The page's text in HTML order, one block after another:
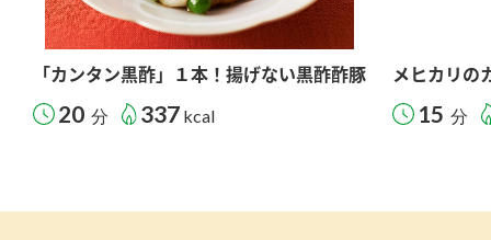
「カンタン黒酢」１本！揚げない黒酢酢豚
20 分 337 kcal
メヒカリの
15 分